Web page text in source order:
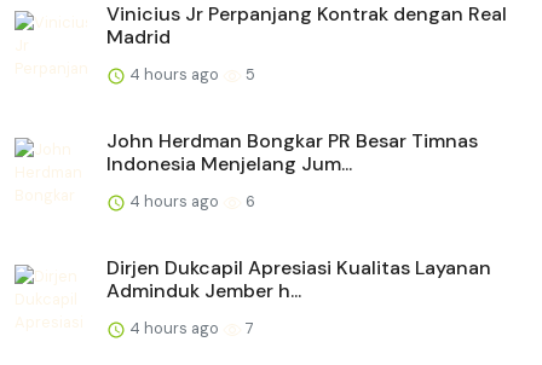
Vinicius Jr Perpanjang Kontrak dengan Real
Madrid
4 hours ago 5
John Herdman Bongkar PR Besar Timnas
Indonesia Menjelang Jum...
4 hours ago 6
Dirjen Dukcapil Apresiasi Kualitas Layanan
Adminduk Jember h...
4 hours ago 7